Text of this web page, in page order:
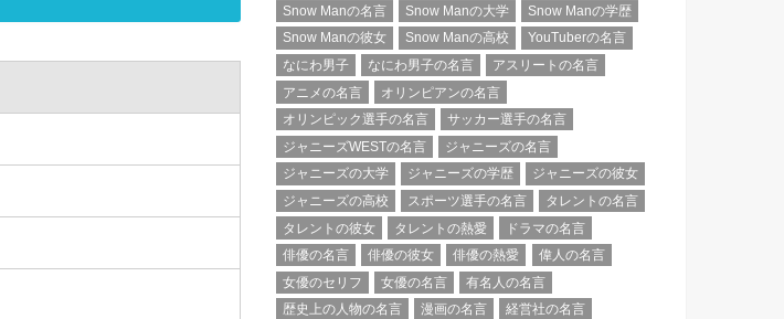
Snow Manの名言
Snow Manの大学
Snow Manの学歴
Snow Manの彼女
Snow Manの高校
YouTuberの名言
なにわ男子
なにわ男子の名言
アスリートの名言
アニメの名言
オリンピアンの名言
オリンピック選手の名言
サッカー選手の名言
ジャニーズWESTの名言
ジャニーズの名言
ジャニーズの大学
ジャニーズの学歴
ジャニーズの彼女
ジャニーズの高校
スポーツ選手の名言
タレントの名言
タレントの彼女
タレントの熱愛
ドラマの名言
俳優の名言
俳優の彼女 俳優の熱愛
偉人の名言
女優のセリフ
女優の名言
有名人の名言
歴史上の人物の名言
漫画の名言
経営社の名言